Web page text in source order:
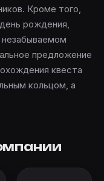
Кроме того,
рождения,
незабываемом
предложение
квеста
кольцом, а